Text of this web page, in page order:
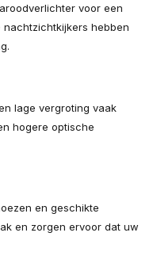
voor een
hebben
lage vergroting vaak
hogere optische
en geschikte
en zorgen ervoor dat uw